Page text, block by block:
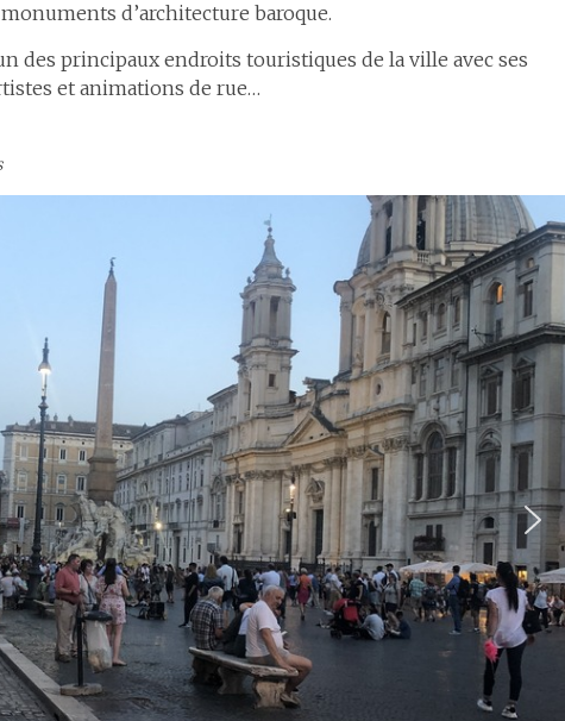
d’architecture baroque.
des principaux endroits touristiques de la ville avec ses
et animations de rue…